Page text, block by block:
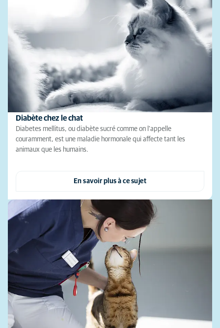
Diabète chez le chat
Diabetes mellitus, ou diabète sucré comme on l'appelle
couramment, est une maladie hormonale qui affecte tant les
animaux que les humains.
En savoir plus à ce sujet